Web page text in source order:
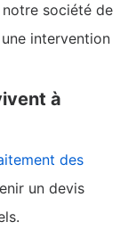
société de
intervention
à
des
un devis